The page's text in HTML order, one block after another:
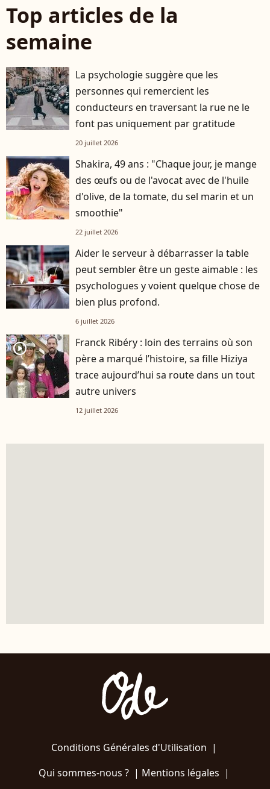
Top articles de la
semaine
La psychologie suggère que les
personnes qui remercient les
conducteurs en traversant la rue ne le
font pas uniquement par gratitude
20 juillet 2026
Shakira, 49 ans : "Chaque jour, je mange
des œufs ou de l'avocat avec de l'huile
d'olive, de la tomate, du sel marin et un
smoothie"
22 juillet 2026
Aider le serveur à débarrasser la table
peut sembler être un geste aimable : les
psychologues y voient quelque chose de
bien plus profond.
6 juillet 2026
player2
Franck Ribéry : loin des terrains où son
père a marqué l’histoire, sa fille Hiziya
trace aujourd’hui sa route dans un tout
autre univers
12 juillet 2026
Conditions Générales d'Utilisation |
Qui sommes-nous ?| Mentions légales |